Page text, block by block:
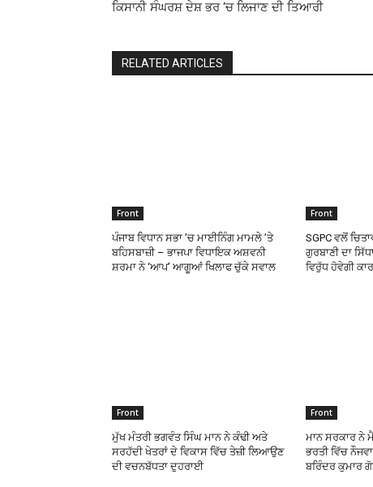
ਕਿਸਾਨੀ ਸੰਘਰਸ਼ ਦੇਸ਼ ਭਰ ‘ਚ ਲਿਜਾਣ ਦੀ ਤਿਆਰੀ
RELATED ARTICLES
Front
ਪੰਜਾਬ ਵਿਧਾਨ ਸਭਾ ’ਚ ਮਾਈਨਿੰਗ ਮਾਮਲੇ ’ਤੇ
ਬਹਿਸਬਾਜ਼ੀ – ਭਾਜਪਾ ਵਿਧਾਇਕ ਅਸ਼ਵਨੀ
ਸ਼ਰਮਾ ਨੇ ‘ਆਪ’ ਆਗੂਆਂ ਖਿਲਾਫ ਚੁੱਕੇ ਸਵਾਲ
Front
SGPC ਵਲੋਂ
ਗੁਰਬਾਣੀ ਦਾ
ਵਿਰੁੱਧ ਹੋਵੇਗੀ
Front
ਮੁੱਖ ਮੰਤਰੀ ਭਗਵੰਤ ਸਿੰਘ ਮਾਨ ਨੇ ਕੰਢੀ ਅਤੇ
ਸਰਹੱਦੀ ਖੇਤਰਾਂ ਦੇ ਵਿਕਾਸ ਵਿੱਚ ਤੇਜ਼ੀ ਲਿਆਉਣ
ਦੀ ਵਚਨਬੱਧਤਾ ਦੁਹਰਾਈ
Front
ਮਾਨ ਸਰਕਾਰ ਨੇ
ਭਰਤੀ ਵਿੱਚ
ਬਰਿੰਦਰ ਕੁਮਾਰ